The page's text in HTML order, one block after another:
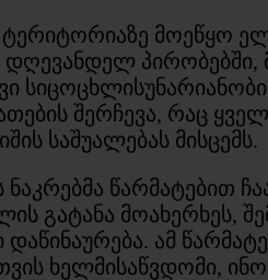
ტერიტორიაზე მოეწყო
პირობებში,
შერჩევა, რაც
საშუალებას მისცემს.
წარმატებით
გატანა მოახერხეს,
ამ
ხელმისაწვდომი,